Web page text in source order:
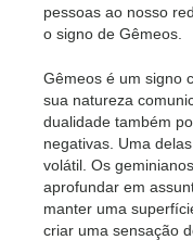
pessoas ao nosso
o signo de Gêmeos.
Gêmeos é um signo
sua natureza
dualidade também
negativas. Uma
volátil. Os
aprofundar em
manter uma
criar uma sensação